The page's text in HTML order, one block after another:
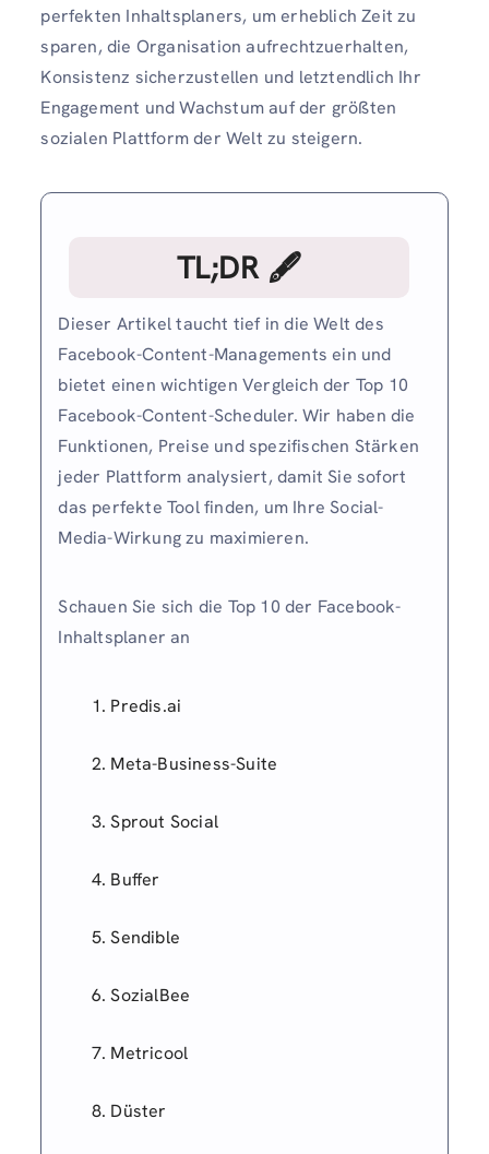
perfekten Inhaltsplaners, um erheblich Zeit zu
sparen, die Organisation aufrechtzuerhalten,
Konsistenz sicherzustellen und letztendlich Ihr
Engagement und Wachstum auf der größten
sozialen Plattform der Welt zu steigern.
TL;DR 🖋
Dieser Artikel taucht tief in die Welt des
Facebook-Content-Managements ein und
bietet einen wichtigen Vergleich der Top 10
Facebook-Content-Scheduler. Wir haben die
Funktionen, Preise und spezifischen Stärken
jeder Plattform analysiert, damit Sie sofort
das perfekte Tool finden, um Ihre Social-
Media-Wirkung zu maximieren.
Schauen Sie sich die Top 10 der Facebook-
Inhaltsplaner an
Predis.ai
Meta-Business-Suite
Sprout Social
Buffer
Sendible
SozialBee
Metricool
Düster